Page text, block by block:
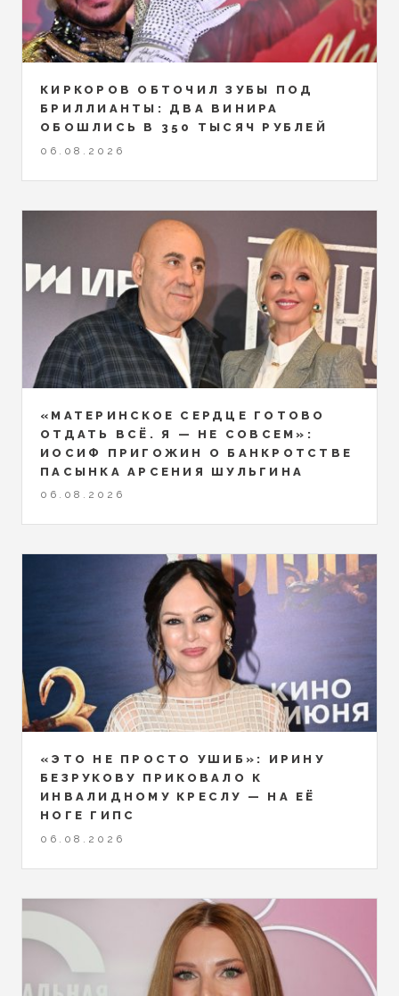
КИРКОРОВ ОБТОЧИЛ ЗУБЫ ПОД
БРИЛЛИАНТЫ: ДВА ВИНИРА
ОБОШЛИСЬ В 350 ТЫСЯЧ РУБЛЕЙ
06.08.2026
«МАТЕРИНСКОЕ СЕРДЦЕ ГОТОВО
ОТДАТЬ ВСЁ. Я — НЕ СОВСЕМ»:
ИОСИФ ПРИГОЖИН О БАНКРОТСТВЕ
ПАСЫНКА АРСЕНИЯ ШУЛЬГИНА
06.08.2026
«ЭТО НЕ ПРОСТО УШИБ»: ИРИНУ
БЕЗРУКОВУ ПРИКОВАЛО К
ИНВАЛИДНОМУ КРЕСЛУ — НА ЕЁ
НОГЕ ГИПС
06.08.2026